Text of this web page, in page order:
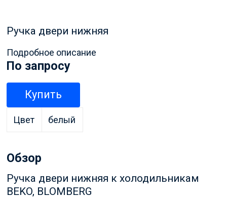
Ручка двери нижняя
Подробное описание
По запросу
Купить
Цвет белый
Обзор
Ручка двери нижняя к холодильникам
BEKO, BLOMBERG